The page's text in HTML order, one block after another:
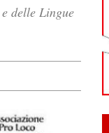
delle Lingue